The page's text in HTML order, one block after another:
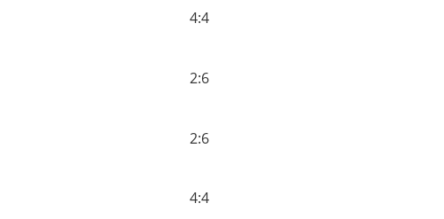
4:4
2:6
2:6
4:4